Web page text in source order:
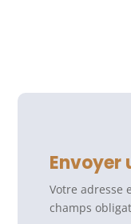
Envoyer
Votre adresse
champs